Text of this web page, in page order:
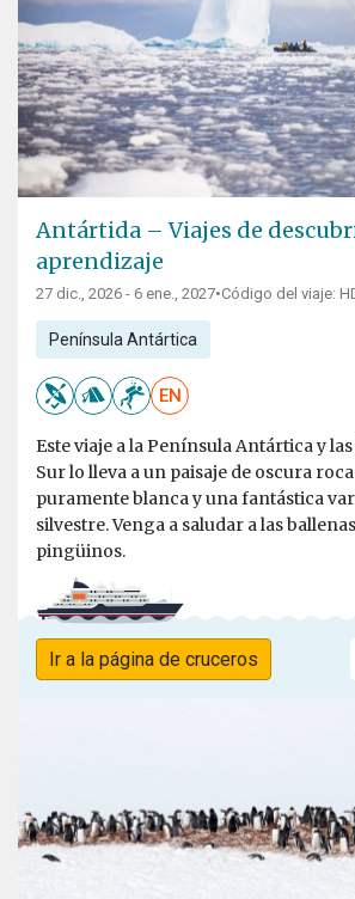
Antártida – Viajes de
aprendizaje
27 dic., 2026 - 6 ene., 2027•Código del viaje:
Península Antártica
EN
Este viaje a la Península Antártica y
Sur lo lleva a un paisaje de oscura
puramente blanca y una fantástica
silvestre. Venga a saludar a las
pingüinos.
Ir a la página de cruceros